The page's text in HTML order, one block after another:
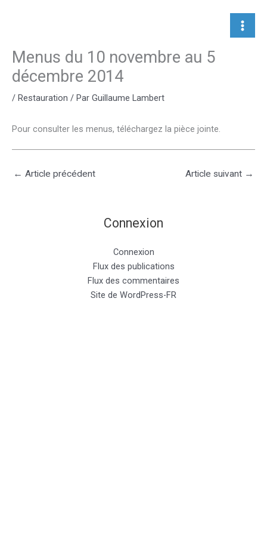
Menus du 10 novembre au 5
décembre 2014
/ Restauration / Par Guillaume Lambert
Pour consulter les menus, téléchargez la pièce jointe.
← Article précédent Article suivant →
Connexion
Connexion
Flux des publications
Flux des commentaires
Site de WordPress-FR